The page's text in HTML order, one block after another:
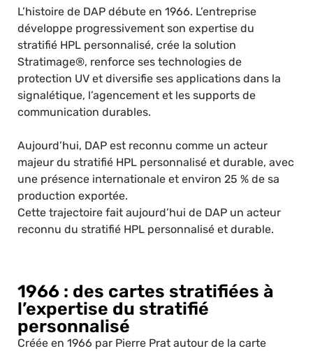
L’histoire de DAP débute en 1966. L’entreprise
développe progressivement son expertise du
stratifié HPL personnalisé, crée la solution
Stratimage®, renforce ses technologies de
protection UV et diversifie ses applications dans la
signalétique, l’agencement et les supports de
communication durables.
Aujourd’hui, DAP est reconnu comme un acteur
majeur du stratifié HPL personnalisé et durable, avec
une présence internationale et environ 25 % de sa
production exportée.
Cette trajectoire fait aujourd’hui de DAP un acteur
reconnu du stratifié HPL personnalisé et durable.
1966 : des cartes stratifiées à
l’expertise du stratifié
personnalisé
Créée en 1966 par Pierre Prat autour de la carte